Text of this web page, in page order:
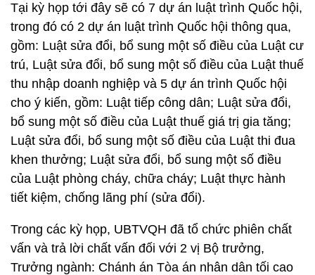
Tại kỳ họp tới đây sẽ có 7 dự án luật trình Quốc hội,
trong đó có 2 dự án luật trình Quốc hội thông qua,
gồm: Luật sửa đổi, bổ sung một số điều của Luật cư
trú, Luật sửa đổi, bổ sung một số điều của Luật thuế
thu nhập doanh nghiệp và 5 dự án trình Quốc hội
cho ý kiến, gồm: Luật tiếp công dân; Luật sửa đổi,
bổ sung một số điều của Luật thuế giá trị gia tăng;
Luật sửa đổi, bổ sung một số điều của Luật thi đua
khen thưởng; Luật sửa đổi, bổ sung một số điều
của Luật phòng cháy, chữa cháy; Luật thực hành
tiết kiệm, chống lãng phí (sửa đổi).
Trong các kỳ họp, UBTVQH đã tổ chức phiên chất
vấn và trả lời chất vấn đối với 2 vị Bộ trưởng,
Trưởng ngành: Chánh án Tòa án nhân dân tối cao